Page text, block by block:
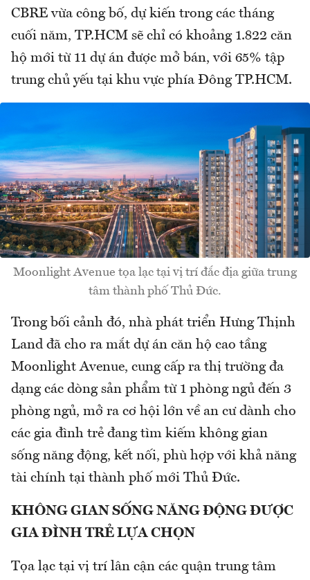
CBRE vừa công bố, dự kiến trong các tháng
cuối năm, TP.HCM sẽ chỉ có khoảng 1.822 căn
hộ mới từ 11 dự án được mở bán, với 65% tập
trung chủ yếu tại khu vực phía Đông TP.HCM.
Moonlight Avenue tọa lạc tại vị trí đắc địa giữa trung
tâm thành phố Thủ Đức.
Trong bối cảnh đó, nhà phát triển Hưng Thịnh
Land đã cho ra mắt dự án căn hộ cao tầng
Moonlight Avenue, cung cấp ra thị trường đa
dạng các dòng sản phẩm từ 1 phòng ngủ đến 3
phòng ngủ, mở ra cơ hội lớn về an cư dành cho
các gia đình trẻ đang tìm kiếm không gian
sống năng động, kết nối, phù hợp với khả năng
tài chính tại thành phố mới Thủ Đức.
KHÔNG GIAN SỐNG NĂNG ĐỘNG ĐƯỢC
GIA ĐÌNH TRẺ LỰA CHỌN
Tọa lạc tại vị trí lân cận các quận trung tâm